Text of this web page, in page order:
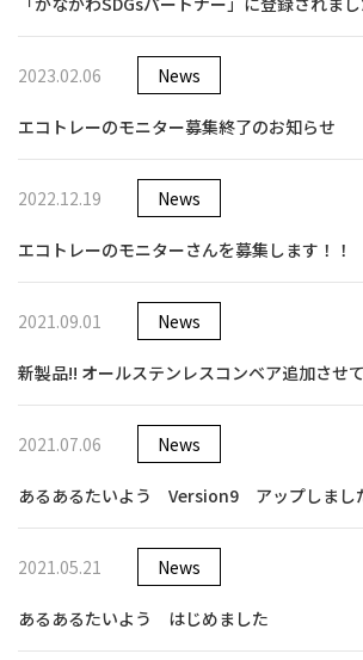
2023.02.06 News
エコトレーのモニター募集終了のお知らせ
2022.12.19 News
エコトレーのモニターさんを募集します！！
2021.09.01 News
新製品!! オールステンレスコンベア追加させ
2021.07.06 News
あるあるたいよう Version9 アップしまし
2021.05.21 News
あるあるたいよう はじめました